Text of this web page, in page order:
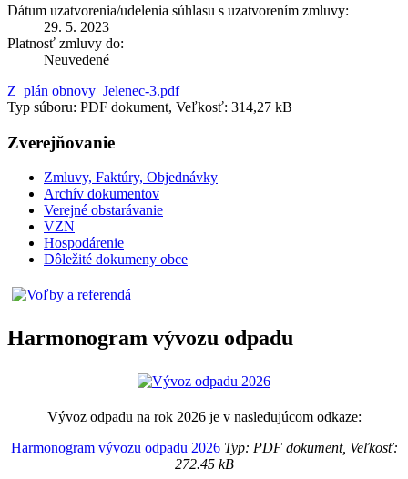
Dátum uzatvorenia/udelenia súhlasu s uzatvorením zmluvy:
29. 5. 2023
Platnosť zmluvy do:
Neuvedené
Z_plán obnovy_Jelenec-3.pdf
Typ súboru: PDF dokument, Veľkosť: 314,27 kB
Zverejňovanie
Zmluvy, Faktúry, Objednávky
Archív dokumentov
Verejné obstarávanie
VZN
Hospodárenie
Dôležité dokumeny obce
Harmonogram vývozu odpadu
Vývoz odpadu na rok 2026 je v nasledujúcom odkaze:
Harmonogram vývozu odpadu 2026Typ: PDF dokument, Veľkosť:
272.45 kB